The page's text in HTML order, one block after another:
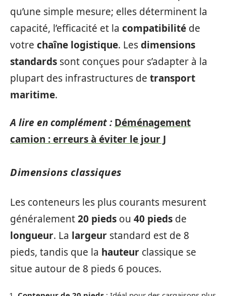
qu’une simple mesure; elles déterminent la
capacité, l’efficacité et la compatibilité de
votre chaîne logistique. Lesdimensions
standards sont conçues pour s’adapter à la
plupart des infrastructures de transport
maritime.
A lire en complément : Déménagement
camion : erreurs à éviter le jour J
Dimensions classiques
Les conteneurs les plus courants mesurent
généralement20 pieds ou 40 pieds de
longueur. La largeur standard est de 8
pieds, tandis que la hauteur classique se
situe autour de 8 pieds 6 pouces.